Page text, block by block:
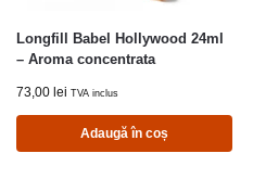
Longfill Babel Hollywood 24ml
– Aroma concentrata
73,00 lei TVA inclus
Adaugă în coș